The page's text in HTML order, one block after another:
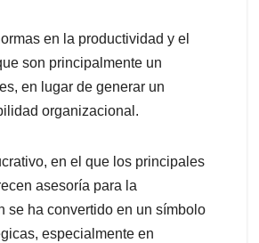
en la productividad y el
son principalmente un
en lugar de generar un
organizacional.
en el que los principales
asesoría para la
se ha convertido en un símbolo
especialmente en